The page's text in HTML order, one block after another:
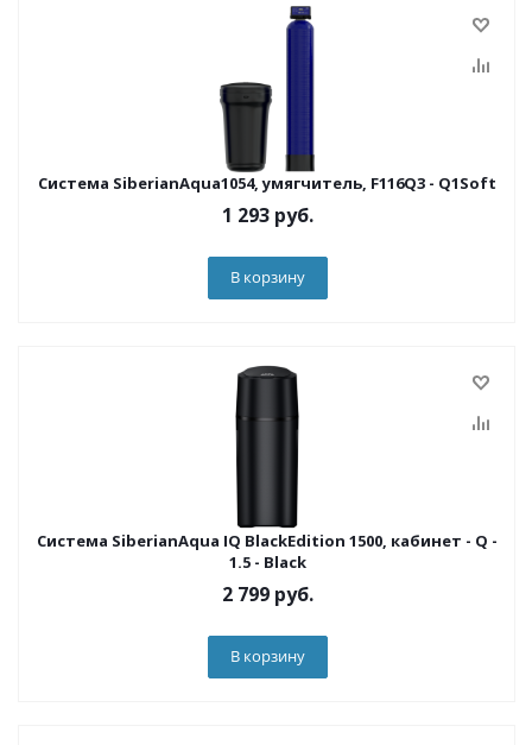
Система SiberianAqua1054, умягчитель, F116Q3 - Q1Soft
1 293руб.
В корзину
Система SiberianAqua IQ BlackEdition 1500, кабинет - Q -
1.5 - Black
2 799руб.
В корзину